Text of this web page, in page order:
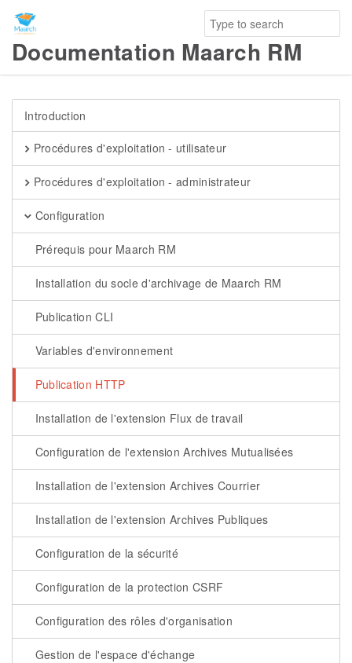
Documentation Maarch RM
Introduction
Procédures d'exploitation - utilisateur
Procédures d'exploitation - administrateur
Configuration
Prérequis pour Maarch RM
Installation du socle d'archivage de Maarch RM
Publication CLI
Variables d'environnement
Publication HTTP
Installation de l'extension Flux de travail
Configuration de l'extension Archives Mutualisées
Installation de l'extension Archives Courrier
Installation de l'extension Archives Publiques
Configuration de la sécurité
Configuration de la protection CSRF
Configuration des rôles d'organisation
Gestion de l'espace d'échange